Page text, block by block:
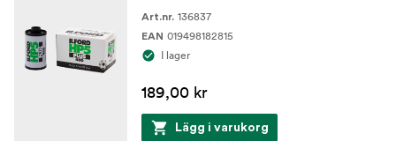
Art.nr. 136837
EAN 019498182815
I lager
189,00 kr
Lägg i varukorg